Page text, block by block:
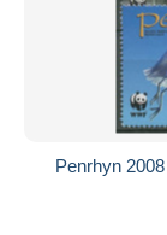
Penrhyn